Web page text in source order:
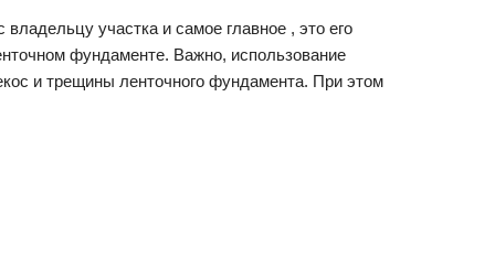
участка и самое главное , это его
фундаменте. Важно, использование
и трещины ленточного фундамента. При этом